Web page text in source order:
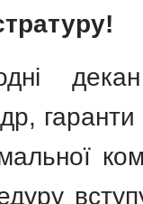
гаранти